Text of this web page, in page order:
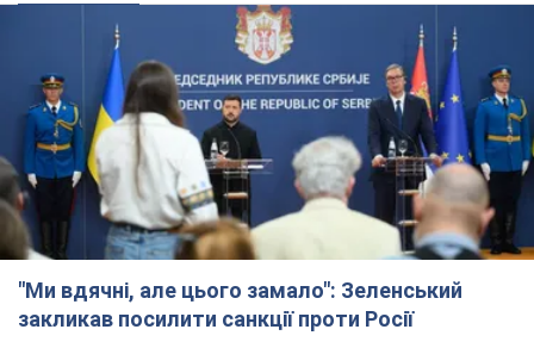
"Ми вдячні, але цього замало": Зеленський
закликав посилити санкції проти Росії